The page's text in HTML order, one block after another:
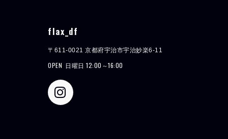
flax_df
〒611-0021 京都府宇治市宇治妙楽6-11
OPEN 日曜日 12:00～16:00